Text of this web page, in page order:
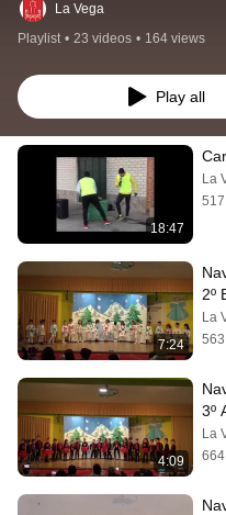
La Vega
Playlist • 23 videos • 164 views
Play all
18:47
La
7:24
2º
La
4:09
3º
La